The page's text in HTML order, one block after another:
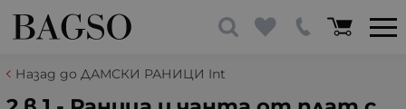
Назад до ДАМСКИ РАНИЦИ Int